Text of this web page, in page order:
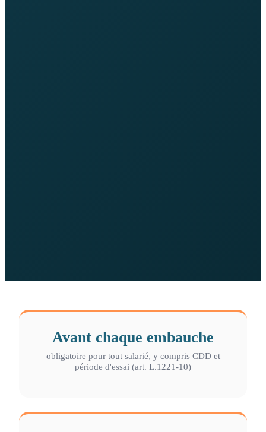
Avant chaque embauche
obligatoire pour tout salarié, y compris CDD et
période d'essai (art. L.1221-10)